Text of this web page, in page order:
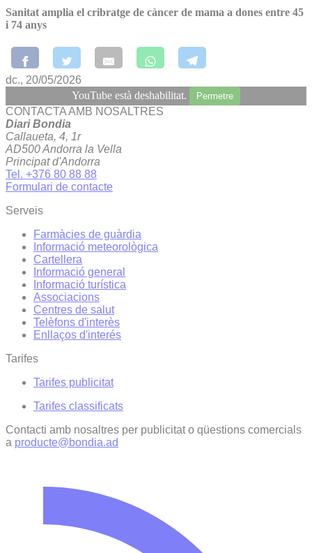
Sanitat amplia el cribratge de càncer de mama a dones entre 45
i 74 anys
dc., 20/05/2026
YouTube està deshabilitat.
Permetre
CONTACTA AMB NOSALTRES
Diari Bondia
Callaueta, 4, 1r
AD500 Andorra la Vella
Principat d'Andorra
Tel. +376 80 88 88
Formulari de contacte
Serveis
Farmàcies de guàrdia
Informació meteorològica
Cartellera
Informació general
Informació turística
Associacions
Centres de salut
Telèfons d'interès
Enllaços d'interés
Tarifes
Tarifes publicitat
Tarifes classificats
Contacti amb nosaltres per publicitat o qüestions comercials
a producte@bondia.ad